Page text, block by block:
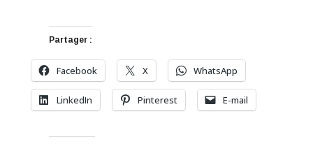
Partager :
Facebook X WhatsApp
LinkedIn Pinterest E-mail